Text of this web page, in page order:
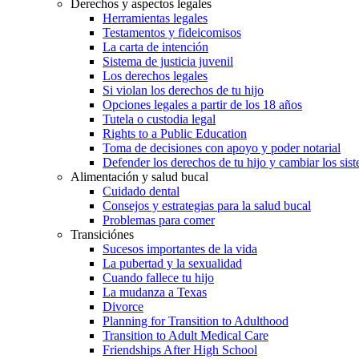
Derechos y aspectos legales
Herramientas legales
Testamentos y fideicomisos
La carta de intención
Sistema de justicia juvenil
Los derechos legales
Si violan los derechos de tu hijo
Opciones legales a partir de los 18 años
Tutela o custodia legal
Rights to a Public Education
Toma de decisiones con apoyo y poder notarial
Defender los derechos de tu hijo y cambiar los
Alimentación y salud bucal
Cuidado dental
Consejos y estrategias para la salud bucal
Problemas para comer
Transiciónes
Sucesos importantes de la vida
La pubertad y la sexualidad
Cuando fallece tu hijo
La mudanza a Texas
Divorce
Planning for Transition to Adulthood
Transition to Adult Medical Care
Friendships After High School